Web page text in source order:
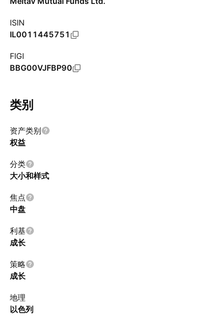
ISIN
IL0011445751
FIGI
BBG00VJFBP90
类别
资产类别
权益
分类
大小和样式
焦点
中盘
利基
成长
策略
成长
地理
以色列